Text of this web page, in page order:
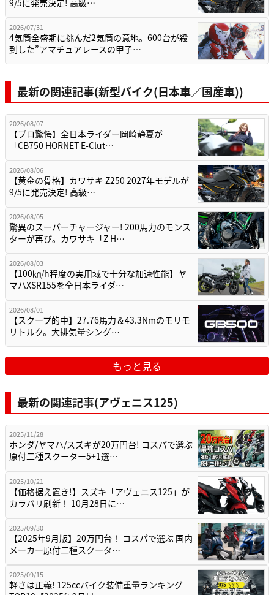
2026/07/31
4気筒全盛期に挑んだ2気筒の意地。600台が殺
到した”アマチュアレースの甲子…
最新の関連記事(新型バイク(日本車／国産車))
2026/08/07
【プロ驚愕】全日本ライダー岡崎静夏が
「CB750 HORNET E-Clut…
2026/08/06
【黄金の骨格】カワサキ Z250 2027年モデルが
9/5に発売決定! 高級…
2026/08/05
驚異のスーパーチャージャー! 200馬力のモンス
ターが再び。カワサキ「Z H…
2026/08/03
【100㎞/h程度の実用域で十分な加速性能】ヤ
マハXSR155を全日本ライダ…
2026/08/01
【スクープ的中】27.76馬力＆43.3Nmのモリモ
リトルク。大排気量シング…
もっと見る
最新の関連記事(アヴェニス125)
2025/11/28
ホンダ/ヤマハ/スズキが20万円台! コスパで選ぶ
原付二種スクーター5+1選…
2025/10/21
【価格据え置き!】スズキ「アヴェニス125」が
カラバリ刷新！ 10月28日に…
2025/09/30
【2025年9月版】20万円台！ コスパで選ぶ 国内
メーカー原付二種スクータ…
2025/09/15
軽さは正義! 125ccバイク装備重量ランキング